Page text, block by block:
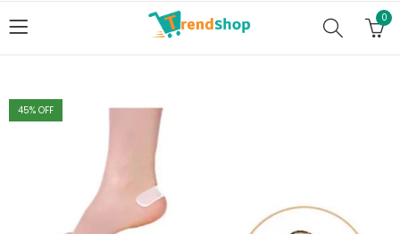
0
45% OFF